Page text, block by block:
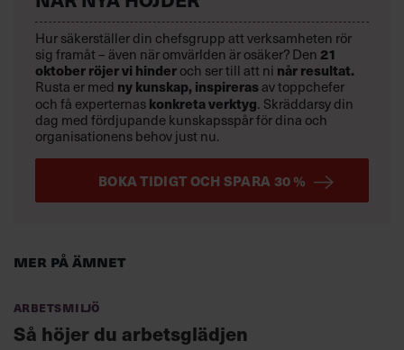
Mer på ämnet
Arbetsmiljö
Så höjer du arbetsglädjen
Hur säkerställer din chefsgrupp att verksamheten rör
sig framåt – även när omvärlden är osäker? Den 21
oktoberröjer vi hinderoch ser till att ni når resultat.
Rusta er med ny kunskap, inspirerasav toppchefer
och få experternaskonkreta verktyg. Skräddarsy din
dag med fördjupande kunskapsspår för dina och
organisationens behov just nu.
BOKA TIDIGT OCH SPARA 30 %